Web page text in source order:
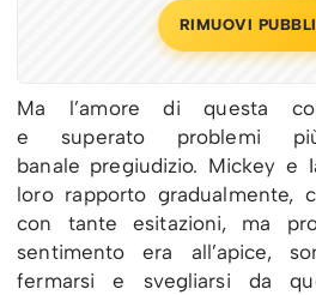
RIMUOVI
Ma l’amore di questa
e superato problemi
banale pregiudizio. Mickey e
loro rapporto gradualmente,
con tante esitazioni, ma
sentimento era all’apice,
fermarsi e svegliarsi da